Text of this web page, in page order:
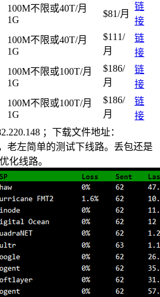
100M不限或40T/月
1G
$81/月
链
接
100M不限或40T/月
1G
$111/
月
链
接
100M不限或100T/月
1G
$186/
月
链
接
100M不限或100T/月
1G
$186/
月
链
接
；下载文件地址：
老左简单的测试下线路。丢包还是
化线路。